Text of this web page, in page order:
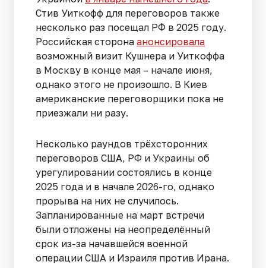
Стив Уиткофф для переговоров также
несколько раз посещал РФ в 2025 году.
Российская сторона анонсировала
возможный визит Кушнера и Уиткоффа
в Москву в конце мая – начале июня,
однако этого не произошло. В Киев
американские переговорщики пока не
приезжали ни разу.
Несколько раундов трёхсторонних
переговоров США, РФ и Украины об
урегулировании состоялись в конце
2025 года и в начале 2026-го, однако
прорыва на них не случилось.
Запланированные на март встречи
были отложены на неопределённый
срок из-за начавшейся военной
операции США и Израиля против Ирана.